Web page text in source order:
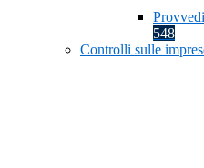
548
Controlli sulle